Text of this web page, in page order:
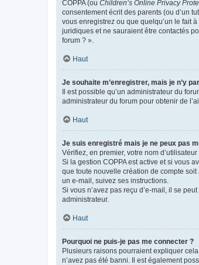
COPPA (ou Children’s Online Privacy
consentement écrit des parents (ou d’un
vous enregistrez ou que quelqu’un le fait
juridiques et ne sauraient être contactés
forum ? ».
Haut
Je souhaite m’enregistrer, mais je n’y
Il est possible qu’un administrateur du
administrateur du forum pour obtenir de
Haut
Je suis enregistré mais je ne peux pas
Vérifiez, en premier, votre nom
Si la gestion COPPA est active et si vous
que toute nouvelle création de compte
un e-mail, suivez ses instructions.
Si vous n’avez pas reçu d’e-mail, il se
administrateur.
Haut
Pourquoi ne puis-je pas me connecter ?
Plusieurs raisons pourraient expliquer
n’avez pas été banni. Il est également